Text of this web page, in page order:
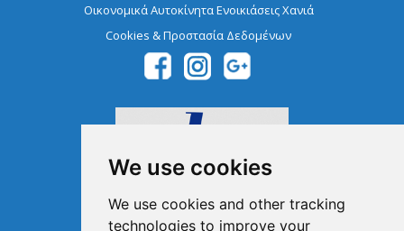
We use cookies
We use cookies and other tracking
technologies to improve your
Οικονομικά Αυτοκίνητα Ενοικιάσεις Χανιά
Cookies & Προστασία Δεδομένων